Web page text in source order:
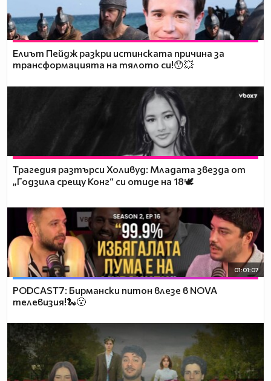
Елиът Пейдж разкри истинската причина за
трансформацията на тялото си!😯💥
Трагедия разтърси Холивуд: Младата звезда от
„Годзила срещу Конг“ си отиде на 18🕊️
01:01:07
PODCAST7: Бирмански питон влезе в NOVA
телевизия!🐍😮